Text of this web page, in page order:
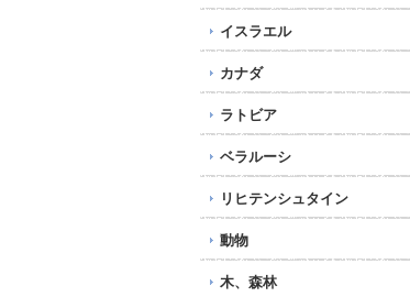
イスラエル
カナダ
ラトビア
ベラルーシ
リヒテンシュタイン
動物
木、森林
チェコ切手 1995年 ク
リスマス 1種
178円